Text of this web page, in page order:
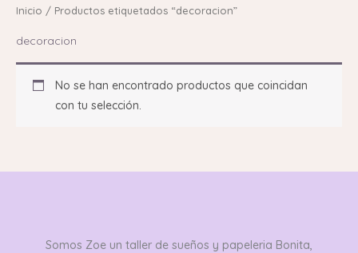
Inicio / Productos etiquetados “decoracion”
decoracion
No se han encontrado productos que coincidan
con tu selección.
Somos Zoe un taller de sueños y papeleria Bonita,